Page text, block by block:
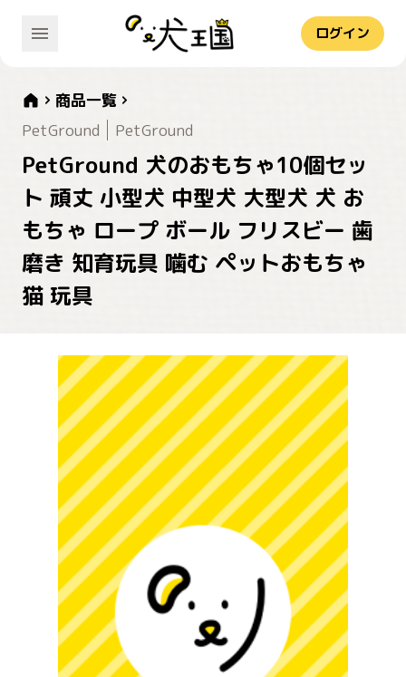
ログイン
商品一覧
PetGround
PetGround
PetGround 犬のおもちゃ10個セッ
ト 頑丈 小型犬 中型犬 大型犬 犬 お
もちゃ ロープ ボール フリスビー 歯
磨き 知育玩具 噛む ペットおもちゃ
猫 玩具